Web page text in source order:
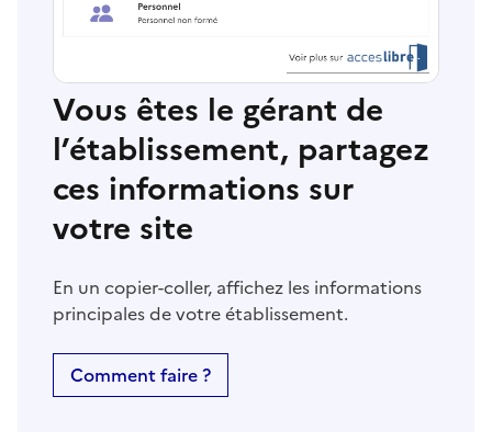
Vous êtes le gérant de
l’établissement, partagez
ces informations sur
votre site
En un copier-coller, affichez les informations
principales de votre établissement.
Comment faire ?